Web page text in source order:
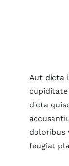
Aut dicta
cupiditate
dicta
doloribus
feugiat